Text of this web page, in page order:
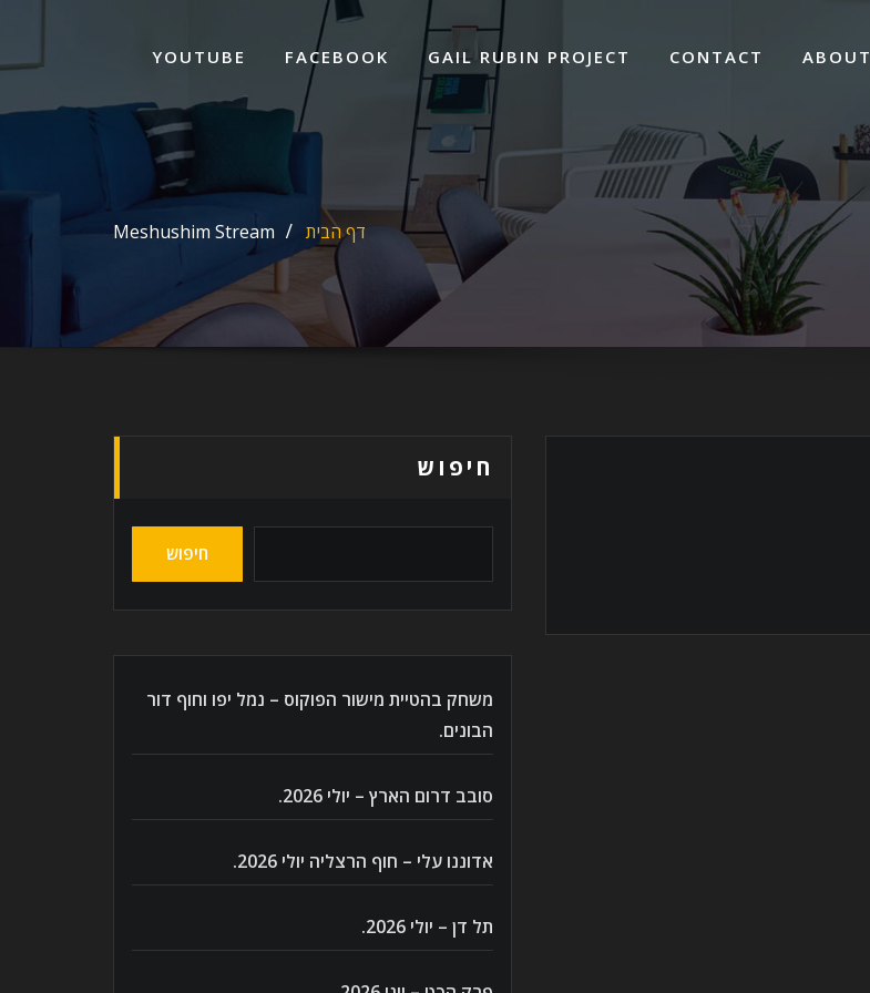
ABOUT
CONTACT
GAIL RUBIN PROJECT
FACEBOOK
YOUTUBE
דף הבית Meshushim Stream
חיפוש
חיפוש
משחק בהטיית מישור הפוקוס – נמל יפו וחוף דור
הבונים.
סובב דרום הארץ – יולי 2026.
אדוננו עלי – חוף הרצליה יולי 2026.
תל דן – יולי 2026.